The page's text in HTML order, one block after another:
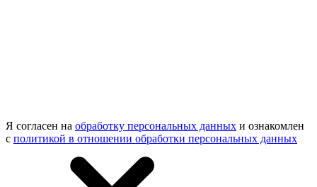
Я согласен на обработку персональных данных и ознакомлен
с политикой в отношении обработки персональных данных